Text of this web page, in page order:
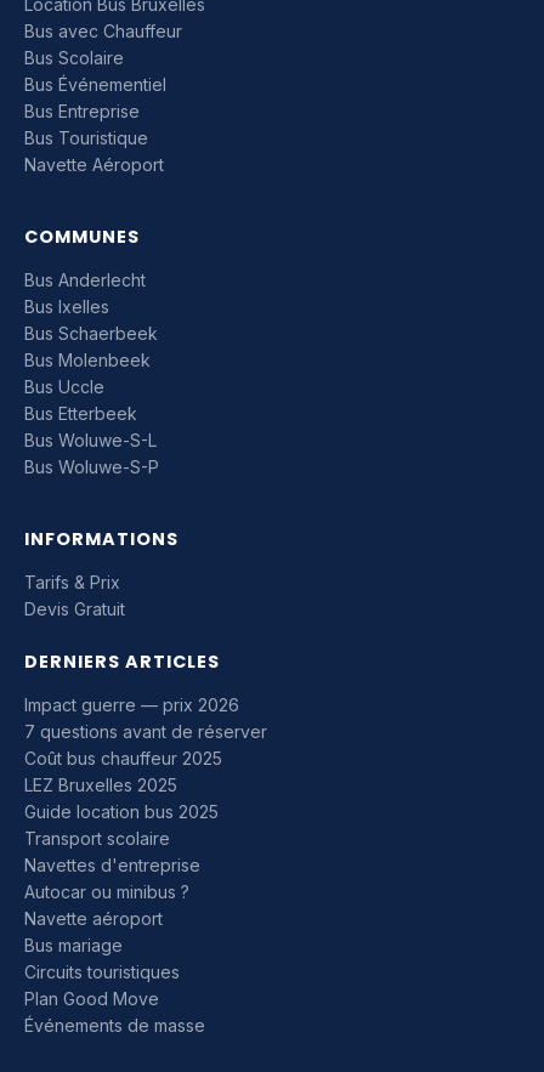
Location Bus Bruxelles
Bus avec Chauffeur
Bus Scolaire
Bus Événementiel
Bus Entreprise
Bus Touristique
Navette Aéroport
COMMUNES
Bus Anderlecht
Bus Ixelles
Bus Schaerbeek
Bus Molenbeek
Bus Uccle
Bus Etterbeek
Bus Woluwe-S-L
Bus Woluwe-S-P
INFORMATIONS
Tarifs & Prix
Devis Gratuit
DERNIERS ARTICLES
Impact guerre — prix 2026
7 questions avant de réserver
Coût bus chauffeur 2025
LEZ Bruxelles 2025
Guide location bus 2025
Transport scolaire
Navettes d'entreprise
Autocar ou minibus ?
Navette aéroport
Bus mariage
Circuits touristiques
Plan Good Move
Événements de masse